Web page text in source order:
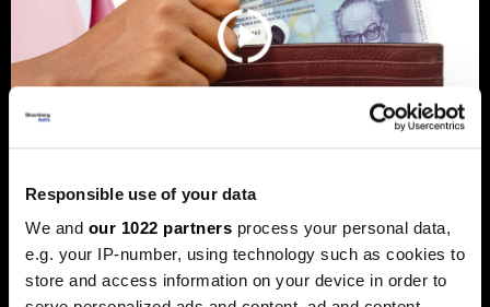
Responsible use of your data
We and our 1022 partners process your personal data,
e.g. your IP-number, using technology such as cookies to
store and access information on your device in order to
Banke traže veći limit za potrošačke
kredite: Prag od 50.000 KM prenizak
Banke u Bosni i Hercegovini (BiH) traže povećanje limita za